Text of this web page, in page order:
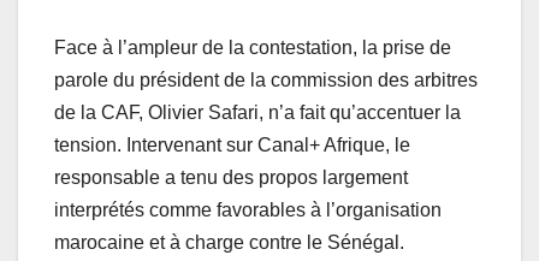
Face à l’ampleur de la contestation, la prise de
parole du président de la commission des arbitres
de la CAF, Olivier Safari, n’a fait qu’accentuer la
tension. Intervenant sur Canal+ Afrique, le
responsable a tenu des propos largement
interprétés comme favorables à l’organisation
marocaine et à charge contre le Sénégal.